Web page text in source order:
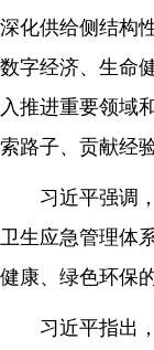
深化供给侧结构
数字经济、生命
入推进重要领域
索路子、贡献经验
习近平强调
卫生应急管理体
健康、绿色环保
习近平指出